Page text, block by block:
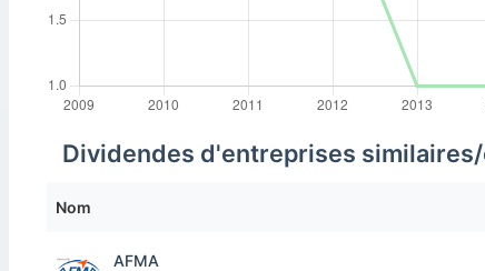
Dividendes d'entreprises
Nom
AFMA